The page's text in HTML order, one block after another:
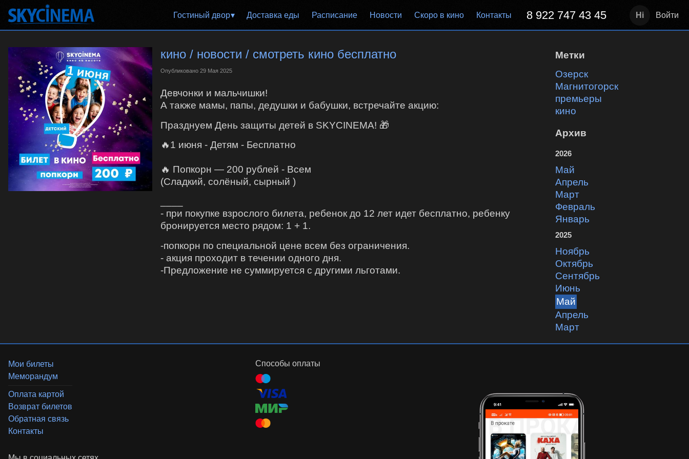
Гостиный двор Доставка еды Расписание Новости Скоро в кино Контакты 8 922 747 43 45 Войти
кино / новости / смотреть кино бесплатно
Опубликовано 29 Мая 2025
Девчонки и мальчишки!
А также мамы, папы, дедушки и бабушки, встречайте акцию:
Празднуем День защиты детей в SKYCINEMA! 🎁
🔥1 июня - Детям - Бесплатно
🔥 Попкорн — 200 рублей - Всем
(Сладкий, солёный, сырный )
- при покупке взрослого билета, ребенок до 12 лет идет бесплатно, ребенку
бронируется место рядом: 1 + 1.
-попкорн по специальной цене всем без ограничения.
- акция проходит в течении одного дня.
-Предложение не суммируется с другими льготами.
Метки
Озерск
Магнитогорск
премьеры
кино
Архив
2026
май
апрель
март
февраль
январь
2025
ноябрь
октябрь
сентябрь
июнь
май
апрель
март
Мои билеты
Меморандум
Оплата картой
Возврат билетов
Обратная связь
Контакты
Способы оплаты